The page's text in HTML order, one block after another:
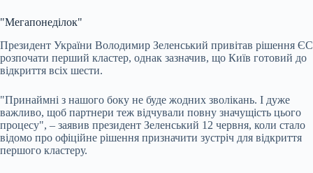
"Мегапонеділок"
Президент України Володимир Зеленський привітав рішення ЄС
розпочати перший кластер, однак зазначив, що Київ готовий до
відкриття всіх шести.
"Принаймні з нашого боку не буде жодних зволікань. І дуже
важливо, щоб партнери теж відчували повну значущість цього
процесу", – заявив президент Зеленський 12 червня, коли стало
відомо про офіційне рішення призначити зустріч для відкриття
першого кластеру.